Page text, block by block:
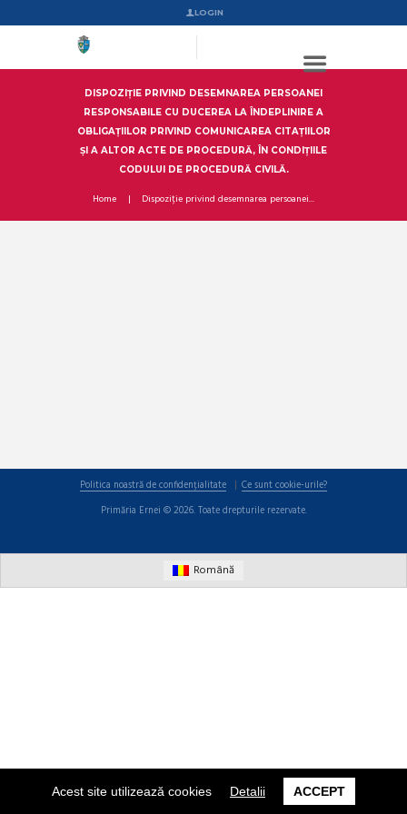
Acest site utilizează cookies Detalii ACCEPT
LOGIN
DISPOZIȚIE PRIVIND DESEMNAREA PERSOANEI
RESPONSABILE CU DUCEREA LA ÎNDEPLINIRE A
OBLIGAȚIILOR PRIVIND COMUNICAREA CITAȚIILOR
ȘI A ALTOR ACTE DE PROCEDURĂ, ÎN CONDIȚIILE
CODULUI DE PROCEDURĂ CIVILĂ.
Home Dispoziție privind desemnarea persoanei...
Politica noastră de confidențialitate
Ce sunt cookie-urile?
Primăria Ernei © 2026. Toate drepturile rezervate.
Română